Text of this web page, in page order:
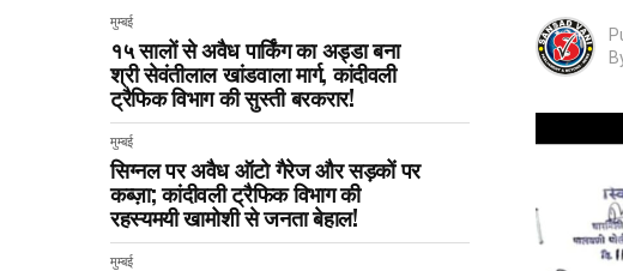
मुम्बई
१५ सालों से अवैध पार्किंग का अड्डा बना
श्री सेवंतीलाल खांडवाला मार्ग, कांदीवली
ट्रैफिक विभाग की सुस्ती बरकरार!
मुम्बई
सिग्नल पर अवैध ऑटो गैरेज और सड़कों पर
कब्ज़ा; कांदीवली ट्रैफिक विभाग की
रहस्यमयी खामोशी से जनता बेहाल!
मुम्बई